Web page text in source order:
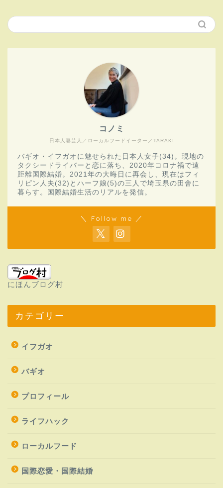
日本人妻芸人／ローカルフードイーター／TARAKI
コノミ
バギオ・イフガオに魅せられた日本人女子(34)。現地の
タクシードライバーと恋に落ち、2020年コロナ禍で遠
距離国際結婚。2021年の大晦日に再会し、現在はフィ
リピン人夫(32)とハーフ娘(5)の三人で埼玉県の田舎に
暮らす。国際結婚生活のリアルを発信。
＼ Follow me ／
にほんブログ村
カテゴリー
イフガオ
バギオ
プロフィール
ライフハック
ローカルフード
国際恋愛・国際結婚